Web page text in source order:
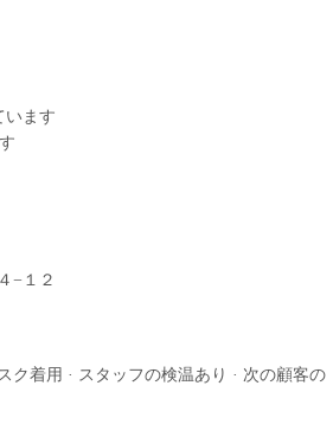
います
−１２
ク着用 · スタッフの検温あり · 次の顧客の